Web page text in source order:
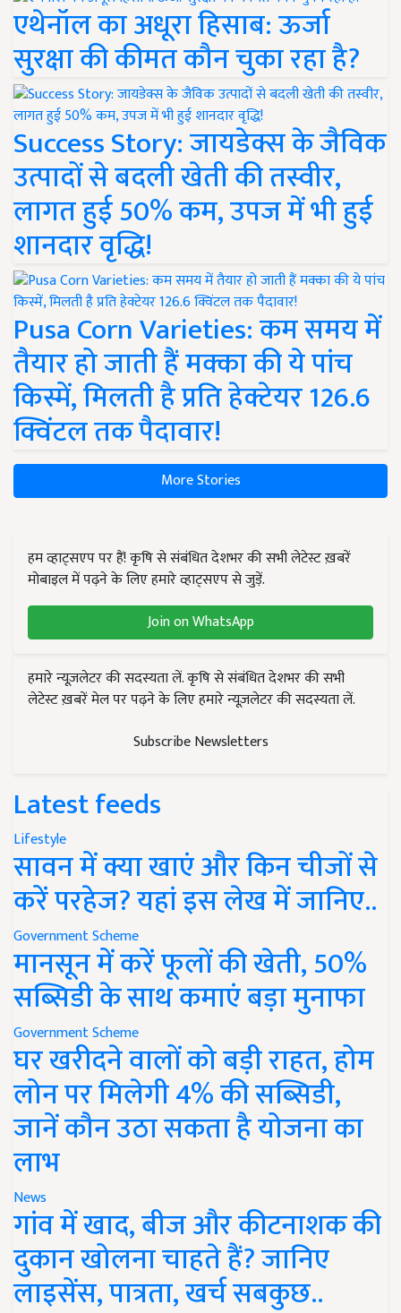
एथेनॉल का अधूरा हिसाब: ऊर्जा
सुरक्षा की कीमत कौन चुका रहा है?
Success Story: जायडेक्स के जैविक
उत्पादों से बदली खेती की तस्वीर,
लागत हुई 50% कम, उपज में भी हुई
शानदार वृद्धि!
Pusa Corn Varieties: कम समय में
तैयार हो जाती हैं मक्का की ये पांच
किस्में, मिलती है प्रति हेक्टेयर 126.6
क्विंटल तक पैदावार!
More Stories
हम व्हाट्सएप पर हैं! कृषि से संबंधित देशभर की सभी लेटेस्ट ख़बरें
मोबाइल में पढ़ने के लिए हमारे व्हाट्सएप से जुड़ें.
Join on WhatsApp
हमारे न्यूज़लेटर की सदस्यता लें. कृषि से संबंधित देशभर की सभी
लेटेस्ट ख़बरें मेल पर पढ़ने के लिए हमारे न्यूज़लेटर की सदस्यता लें.
Subscribe Newsletters
Latest feeds
Lifestyle
सावन में क्या खाएं और किन चीजों से
करें परहेज? यहां इस लेख में जानिए..
Government Scheme
मानसून में करें फूलों की खेती, 50%
सब्सिडी के साथ कमाएं बड़ा मुनाफा
Government Scheme
घर खरीदने वालों को बड़ी राहत, होम
लोन पर मिलेगी 4% की सब्सिडी,
जानें कौन उठा सकता है योजना का
लाभ
News
गांव में खाद, बीज और कीटनाशक की
दुकान खोलना चाहते हैं? जानिए
लाइसेंस, पात्रता, खर्च सबकुछ..